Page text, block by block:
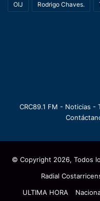
OIJ Rodrigo Chaves.
CRC89.1 FM - Noticias -
© Copyright 2026, Todos
Radial
ULTIMA HORA